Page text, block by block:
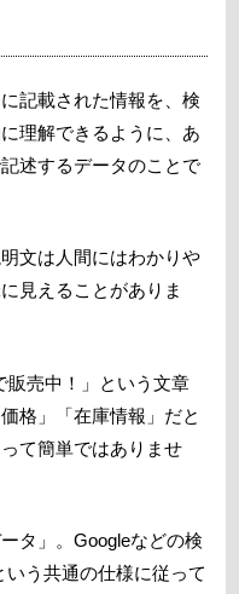
記載された情報を、検
理解できるように、あ
述するデータのことで
文は人間にはわかりや
見えることがありま
販売中！」という文章
格」「在庫情報」だと
て簡単ではありませ
タ」。Googleなどの検
う共通の仕様に従って